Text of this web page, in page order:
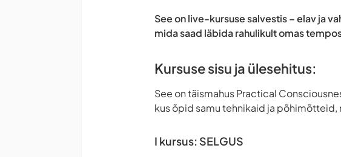
See on live-kursuse salvestis – elav ja
mida saad läbida rahulikult omas
Kursuse sisu ja ülesehitus:
See on täismahus Practical
kus õpid samu tehnikaid ja
I kursus: SELGUS